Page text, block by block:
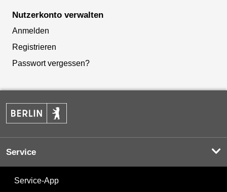
Nutzerkonto verwalten
Anmelden
Registrieren
Passwort vergessen?
Service
Service-App